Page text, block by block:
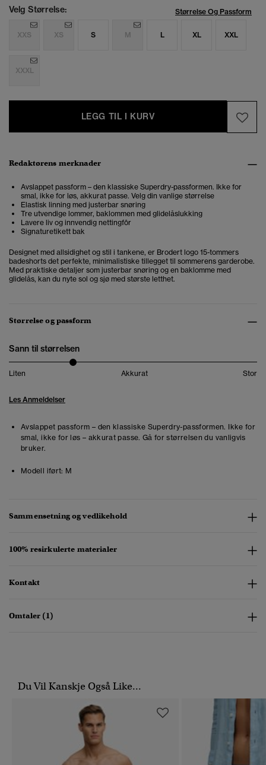
Velg Størrelse: Størrelse Og Passform
XXS XS S M L XL XXL
XXXL
LEGG TIL I KURV
Redaktørens merknader
Avslappet passform – den klassiske Superdry-passformen. Ikke for
smal, ikke for løs, akkurat passe. Velg din vanlige størrelse
Elastisk linning med justerbar snøring
Tre utvendige lommer, baklommen med glidelåslukking
Lavere liv og innvendig nettingfôr
Signaturetikett bak
Designet med allsidighet og stil i tankene, er Brodert logo 15-tommers
badeshorts det perfekte, minimalistiske tillegget til sommerens garderobe.
Med praktiske detaljer som justerbar snøring og en baklomme med
glidelås, kan du nyte sol og sjø med største letthet.
Størrelse og passform
Sann til størrelsen
Liten Akkurat Stor
Les Anmeldelser
Avslappet passform – den klassiske Superdry-passformen. Ikke for
smal, ikke for løs – akkurat passe. Gå for størrelsen du vanligvis
bruker.
Modell iført: M
Sammensetning og vedlikehold
100% resirkulerte materialer
Kontakt
Omtaler (1)
Du Vil Kanskje Også Like...